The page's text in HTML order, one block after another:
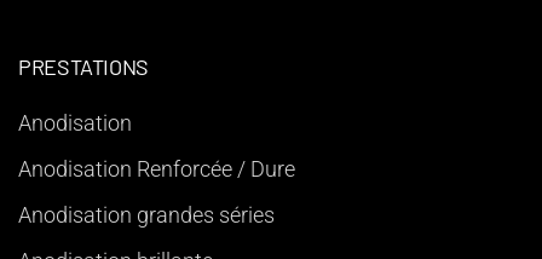
PRESTATIONS
Anodisation
Anodisation Renforcée / Dure
Anodisation grandes séries